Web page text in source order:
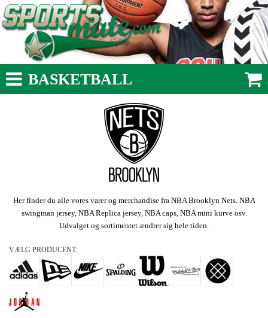
BASKETBALL
Her finder du alle vores varer og merchandise fra NBA Brooklyn Nets. NBA
swingman jersey, NBA Replica jersey, NBA caps, NBA mini kurve osv.
Udvalget og sortimentet ændrer sig hele tiden.
VÆLG PRODUCENT: